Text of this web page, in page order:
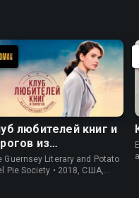
любителей книг и
из
Guernsey Literary and Potato
Pie Society • 2018, США,